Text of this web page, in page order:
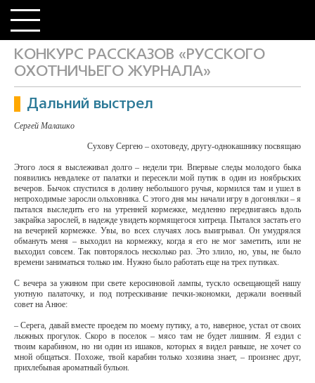
КОНКУРС РАССКАЗОВ «РУССКОГО
ОХОТНИЧЬЕГО ЖУРНАЛА»
Дальний выстрел
Сергей Малашко
Сухову Сергею – охотоведу, другу-однокашнику посвящаю
Этого лося я выслеживал долго – недели три. Впервые следы молодого быка
появились невдалеке от палатки и пересекли мой путик в один из ноябрьских
вечеров. Бычок спустился в долину небольшого ручья, кормился там и ушел в
непроходимые заросли ольховника. С этого дня мы начали игру в догонялки – я
пытался выследить его на утренней кормежке, медленно передвигаясь вдоль
закрайка зарослей, в надежде увидеть кормящегося хитреца. Пытался застать его
на вечерней кормежке. Увы, во всех случаях лось выигрывал. Он умудрялся
обмануть меня – выходил на кормежку, когда я его не мог заметить, или не
выходил совсем. Так повторялось несколько раз. Это злило, но, увы, не было
времени заниматься только им. Нужно было работать еще на трех путиках.
С вечера за ужином при свете керосиновой лампы, тускло освещающей нашу
уютную палаточку, и под потрескивание печки-экономки, держали военный
совет на Анюе:
– Серега, давай вместе проедем по моему путику, а то, наверное, устал от своих
лыжных прогулок. Скоро в поселок – мясо там не будет лишним. Я ездил с
твоим карабином, но ни один из ишаков, которых я видел раньше, не хочет со
мной общаться. Похоже, твой карабин только хозяина знает, – произнес друг,
прихлебывая ароматный бульон.